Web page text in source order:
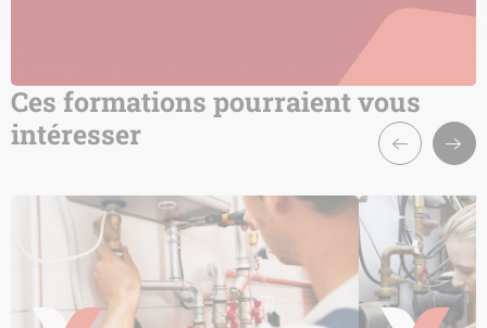
Ces formations pourraient vous
intéresser